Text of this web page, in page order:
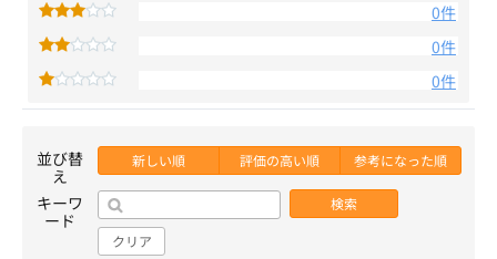
0件
0件
0件
並び替
え
新しい順 評価の高い順 参考になった順
キーワ
ード
検索
クリア